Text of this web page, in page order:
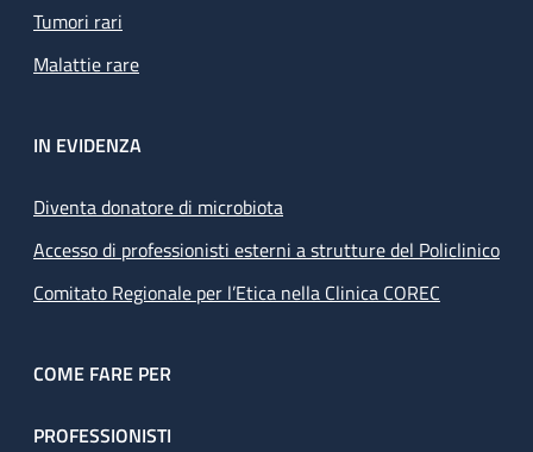
Tumori rari
Malattie rare
IN EVIDENZA
Diventa donatore di microbiota
Accesso di professionisti esterni a strutture del Policlinico
Comitato Regionale per l’Etica nella Clinica COREC
COME FARE PER
PROFESSIONISTI